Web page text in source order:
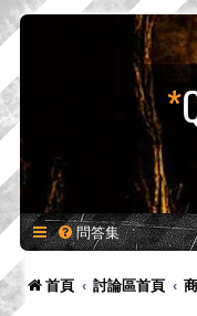
*
問答集
首頁 討論區首頁